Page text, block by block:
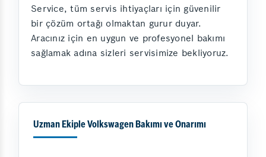
Service, tüm servis ihtiyaçları için güvenilir
bir çözüm ortağı olmaktan gurur duyar.
Aracınız için en uygun ve profesyonel bakımı
sağlamak adına sizleri servisimize bekliyoruz.
Uzman Ekiple Volkswagen Bakımı ve Onarımı